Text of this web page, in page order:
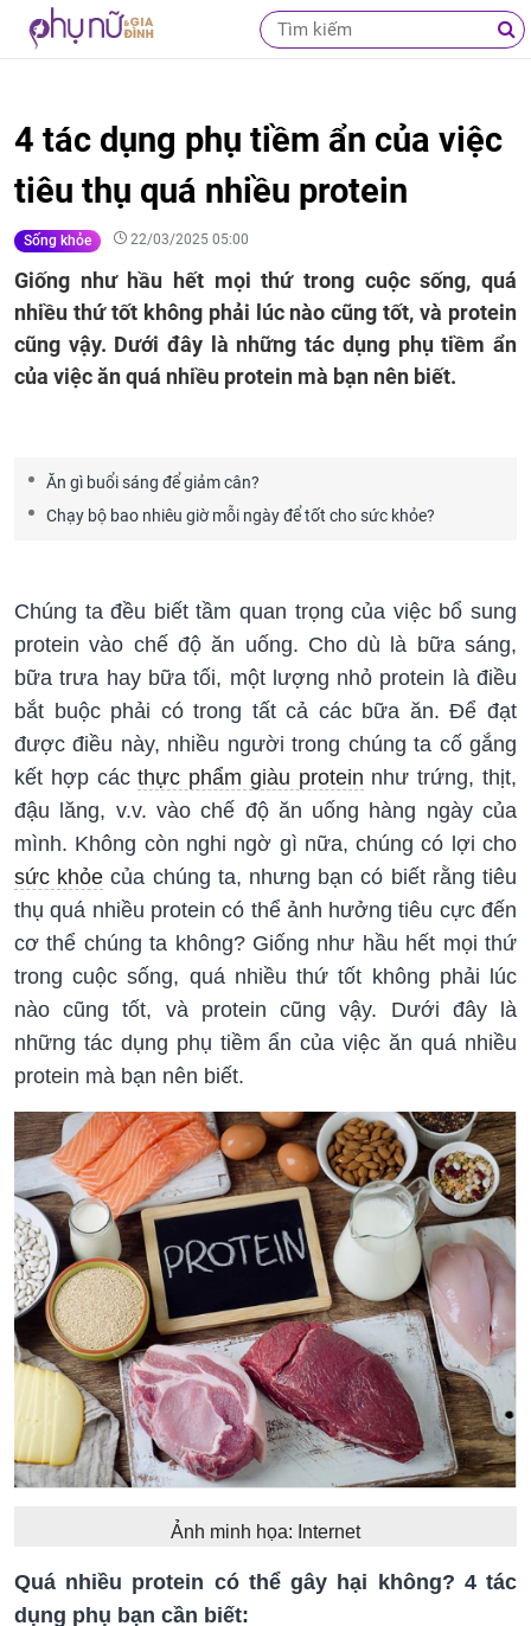
4 tác dụng phụ tiềm ẩn của việc
tiêu thụ quá nhiều protein
Sống khỏe 22/03/2025 05:00
Giống như hầu hết mọi thứ trong cuộc sống, quá
nhiều thứ tốt không phải lúc nào cũng tốt, và protein
cũng vậy. Dưới đây là những tác dụng phụ tiềm ẩn
của việc ăn quá nhiều protein mà bạn nên biết.
Ăn gì buổi sáng để giảm cân?
Chạy bộ bao nhiêu giờ mỗi ngày để tốt cho sức khỏe?
Chúng ta đều biết tầm quan trọng của việc bổ sung
protein vào chế độ ăn uống. Cho dù là bữa sáng,
bữa trưa hay bữa tối, một lượng nhỏ protein là điều
bắt buộc phải có trong tất cả các bữa ăn. Để đạt
được điều này, nhiều người trong chúng ta cố gắng
kết hợp cácthực phẩm giàu protein như trứng, thịt,
đậu lăng, v.v. vào chế độ ăn uống hàng ngày của
mình. Không còn nghi ngờ gì nữa, chúng có lợi cho
sức khỏe của chúng ta, nhưng bạn có biết rằng tiêu
thụ quá nhiều protein có thể ảnh hưởng tiêu cực đến
cơ thể chúng ta không? Giống như hầu hết mọi thứ
trong cuộc sống, quá nhiều thứ tốt không phải lúc
nào cũng tốt, và protein cũng vậy. Dưới đây là
những tác dụng phụ tiềm ẩn của việc ăn quá nhiều
protein mà bạn nên biết.
Ảnh minh họa: Internet
Quá nhiều protein có thể gây hại không? 4 tác
dụng phụ bạn cần biết: